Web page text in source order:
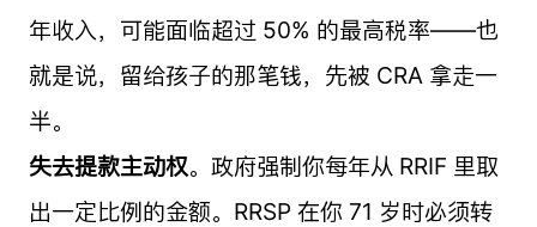
年收入，可能面临超过 50% 的最高税率——也
就是说，留给孩子的那笔钱，先被 CRA 拿走一
半。
失去提款主动权。政府强制你每年从 RRIF 里取
出一定比例的金额。RRSP 在你 71 岁时必须转